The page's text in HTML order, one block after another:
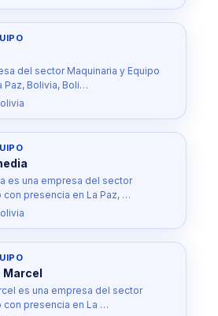
del sector Maquinaria y Equipo
Paz, Bolivia, Boli…
es una empresa del sector
con presencia en La Paz, …
Marcel
es una empresa del sector
con presencia en La …